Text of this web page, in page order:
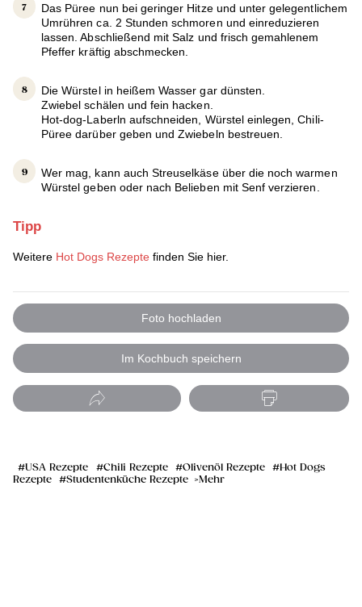
Das Püree nun bei geringer Hitze und unter gelegentlichem
Umrühren ca. 2 Stunden schmoren und einreduzieren
lassen. Abschließend mit Salz und frisch gemahlenem
Pfeffer kräftig abschmecken.
Die Würstel in heißem Wasser gar dünsten.
Zwiebel schälen und fein hacken.
Hot-dog-Laberln aufschneiden, Würstel einlegen, Chili-
Püree darüber geben und Zwiebeln bestreuen.
Wer mag, kann auch Streuselkäse über die noch warmen
Würstel geben oder nach Belieben mit Senf verzieren.
Tipp
Weitere Hot Dogs Rezepte finden Sie hier.
Foto hochladen
Im Kochbuch speichern
USA Rezepte Chili Rezepte Olivenöl Rezepte
Hot Dogs
Rezepte
Studentenküche Rezepte Mehr